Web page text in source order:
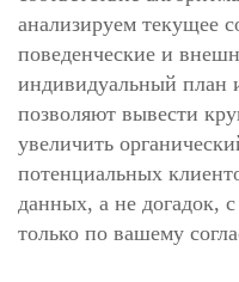
анализируем текущее
поведенческие и
индивидуальный план
позволяют вывести
увеличить
потенциальных
данных, а не догадок,
только по вашему